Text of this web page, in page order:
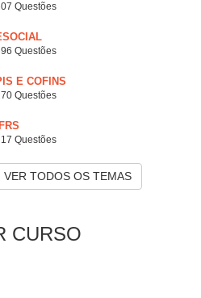
Questões
Questões
E COFINS
Questões
IFRS
Questões
VER TODOS OS TEMAS
CURSO